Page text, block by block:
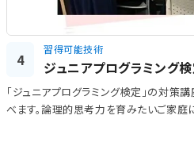
4
習得可能技術
ジュニアプログラミング
「ジュニアプログラミング検定」の対策
べます。論理的思考力を育みたいご家庭